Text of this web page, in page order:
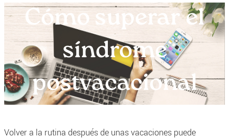
Cómo superar el
síndrome
postvacacional
Volver a la rutina después de unas vacaciones puede